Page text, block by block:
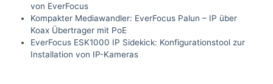
von EverFocus
Kompakter Mediawandler: EverFocus Palun – IP über
Koax Übertrager mit PoE
EverFocus ESK1000 IP Sidekick: Konfigurationstool zur
Installation von IP-Kameras